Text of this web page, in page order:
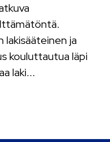
lakisääteinen ja
kouluttautua läpi
laki...